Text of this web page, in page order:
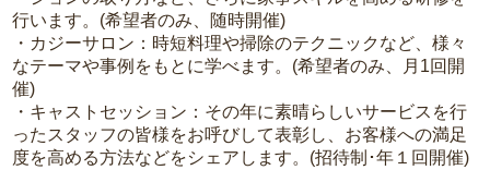
行います。(希望者のみ、随時開催)
・カジーサロン：時短料理や掃除のテクニックなど、様々
なテーマや事例をもとに学べます。(希望者のみ、月1回開
催)
・キャストセッション：その年に素晴らしいサービスを行
ったスタッフの皆様をお呼びして表彰し、お客様への満足
度を高める方法などをシェアします。(招待制･年１回開催)